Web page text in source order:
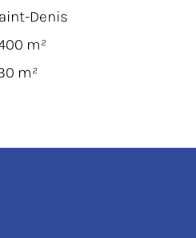
Denis
m²
m²